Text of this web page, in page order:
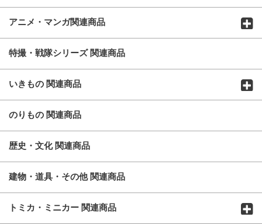
アニメ・マンガ関連商品
特撮・戦隊シリーズ 関連商品
いきもの 関連商品
のりもの 関連商品
歴史・文化 関連商品
建物・道具・その他 関連商品
トミカ・ミニカー 関連商品